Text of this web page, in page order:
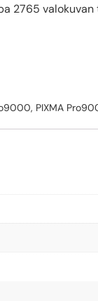
2765
PIXMA